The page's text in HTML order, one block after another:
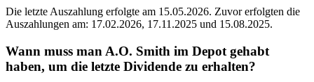
Die letzte Auszahlung erfolgte am 15.05.2026. Zuvor erfolgten die
Auszahlungen am: 17.02.2026, 17.11.2025 und 15.08.2025.
Wann muss man A.O. Smith im Depot gehabt
haben, um die letzte Dividende zu erhalten?